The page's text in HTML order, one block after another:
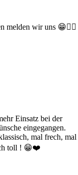
melden wir uns 😁👍🏻
Einsatz bei der
eingegangen.
mal frech, mal
toll ! 😁❤️